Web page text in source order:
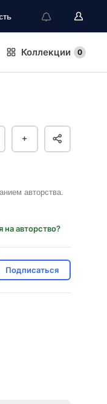
Коллекции 0
авторства.
на авторство?
Подписаться